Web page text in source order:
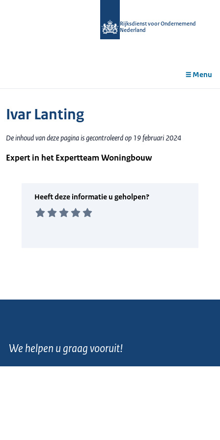
Rijksdienst voor Ondernemend
Nederland
Menu
Ivar Lanting
De inhoud van deze pagina is gecontroleerd op 19 februari 2024
Expert in het Expertteam Woningbouw
We helpen u graag vooruit!